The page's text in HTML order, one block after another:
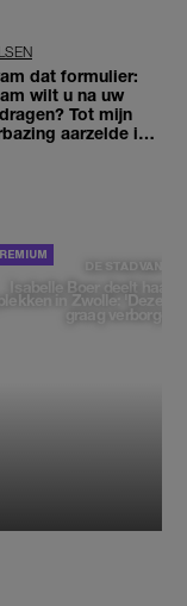
dat formulier:
wilt u na uw
Tot mijn
aarzelde ik
DE STAD VAN
Isabelle Boer deelt haar
plekken in Zwolle: 'Deze
graag verborgen'